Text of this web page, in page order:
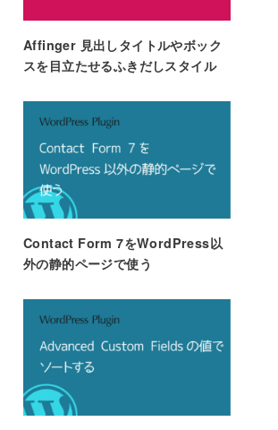
Affinger 見出しタイトルやボック
スを目立たせるふきだしスタイル
Contact Form 7をWordPress以
外の静的ページで使う